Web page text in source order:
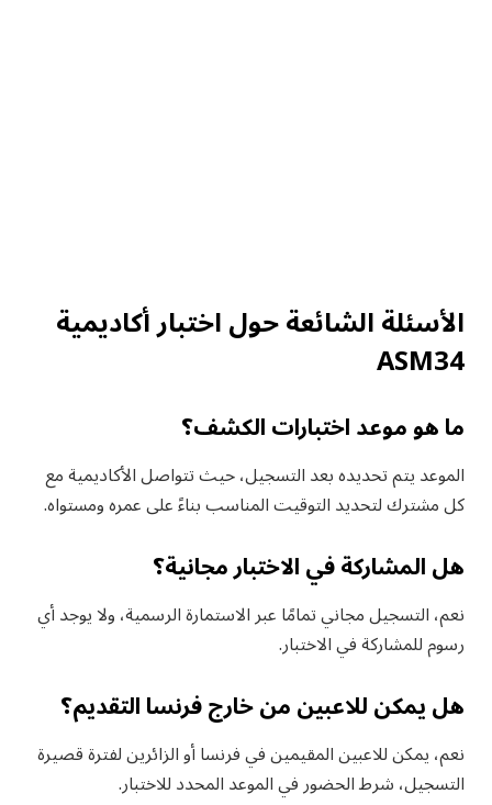
الأسئلة الشائعة حول اختبار أكاديمية
ASM34
ما هو موعد اختبارات الكشف؟
الموعد يتم تحديده بعد التسجيل، حيث تتواصل الأكاديمية مع
كل مشترك لتحديد التوقيت المناسب بناءً على عمره ومستواه.
هل المشاركة في الاختبار مجانية؟
نعم، التسجيل مجاني تمامًا عبر الاستمارة الرسمية، ولا يوجد أي
رسوم للمشاركة في الاختبار.
هل يمكن للاعبين من خارج فرنسا التقديم؟
نعم، يمكن للاعبين المقيمين في فرنسا أو الزائرين لفترة قصيرة
التسجيل، شرط الحضور في الموعد المحدد للاختبار.